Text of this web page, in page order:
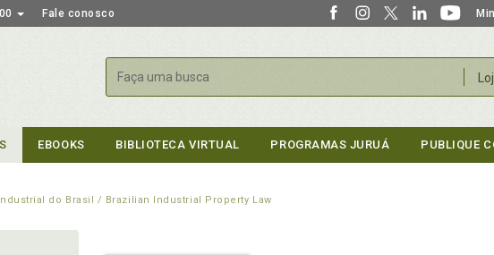
Fale conosco
Buscar
EBOOKS BIBLIOTECA VIRTUAL PROGRAMAS JURUÁ PUBLIQUE
do Brasil / Brazilian Industrial Property Law